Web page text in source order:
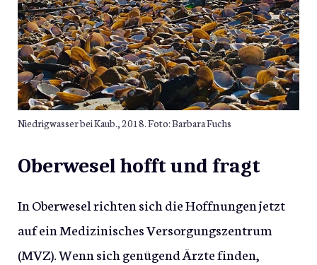
Niedrigwasser bei Kaub., 2018. Foto: Barbara Fuchs
Oberwesel hofft und fragt
In Oberwesel richten sich die Hoffnungen jetzt
auf ein Medizinisches Versorgungszentrum
(MVZ). Wenn sich genügend Ärzte finden,